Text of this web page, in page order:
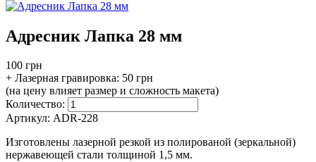
Адресник Лапка 28 мм
100 грн
+ Лазерная гравировка: 50 грн
(на цену влияет размер и сложность макета)
Количество:
Артикул: ADR-228
Изготовлены лазерной резкой из полированой (зеркальной)
нержавеющей стали толщиной 1,5 мм.